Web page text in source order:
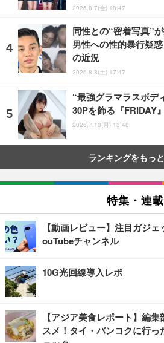
2026.8.7(金) 18:47
同性との“密着写真”
男性への性的暴行疑
の近況
2026.8.8(土) 17:47
“最強グラマラスボデ
30Pを飾る『FRIDAY
2026.7.13(月) 13:48
ランキングをもっ
特集・連載
【動画レビュー】注目ガジ
ouTubeチャンネル
10G光回線導入レポ
【アジア美食レポート】編
スメ！タイ・バンコクに行